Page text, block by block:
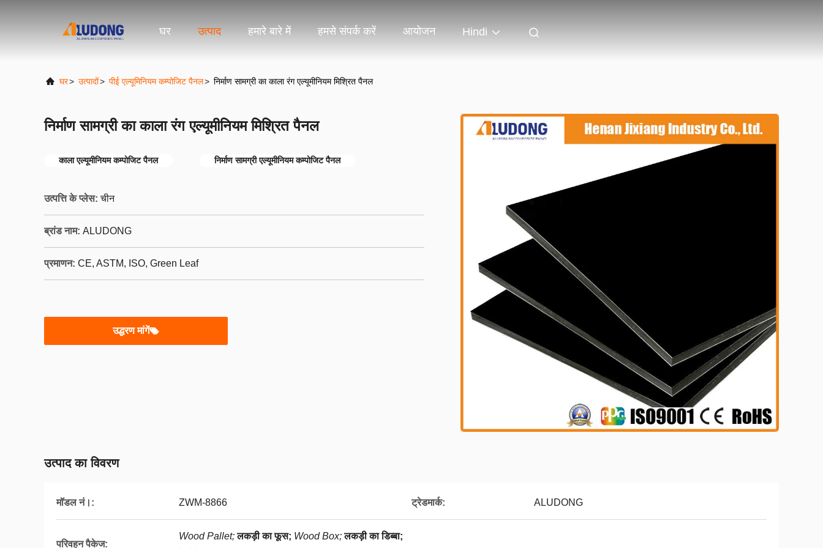
घर उत्पाद हमारे बारे में हमसे संपर्क करें आयोजन Hindi
घर> उत्पादों> पीई एल्यूमिनियम कम्पोजिट पैनल> निर्माण सामग्री का काला रंग एल्यूमीनियम मिश्रित पैनल
निर्माण सामग्री का काला रंग एल्यूमीनियम मिश्रित पैनल
काला एल्यूमीनियम कम्पोजिट पैनल निर्माण सामग्री एल्यूमीनियम कम्पोजिट पैनल
उत्पत्ति के प्लेस: चीन
ब्रांड नाम: ALUDONG
प्रमाणन: CE, ASTM, ISO, Green Leaf
उद्धरण मांगें
उत्पाद का विवरण
मॉडल नं।: ZWM-8866 ट्रेडमार्क: ALUDONG
परिवहन पैकेज:
Wood Pallet; लकड़ी का फूस; Wood Box; लकड़ी का डिब्बा;